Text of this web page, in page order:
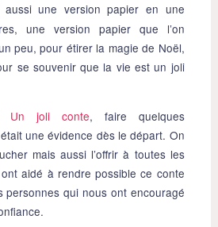
aussi une version papier en une
une version papier que l’on
peu, pour étirer la magie de Noël,
se souvenir que la vie est un joli
Un joli conte, faire quelques
une évidence dès le départ. On
mais aussi l’offrir à toutes les
aidé à rendre possible ce conte
personnes qui nous ont encouragé